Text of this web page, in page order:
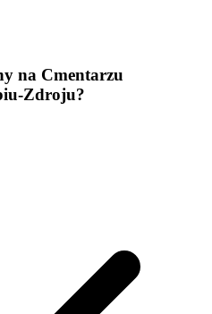
na Cmentarzu
Zdroju?